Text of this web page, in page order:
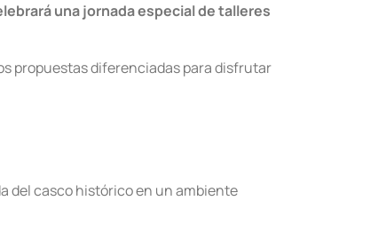
una jornada especial de talleres
propuestas diferenciadas para disfrutar
del casco histórico en un ambiente